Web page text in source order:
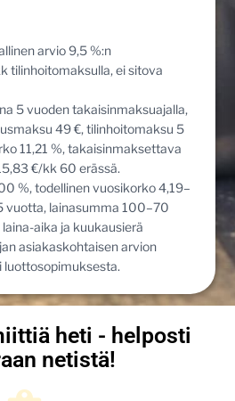
arvio 9,5 %:n
tilinhoitomaksulla, ei sitova
5 vuoden takaisinmaksuajalla,
49 €, tilinhoitomaksu 5
11,21 %, takaisinmaksettava
€/kk 60 erässä.
%, todellinen vuosikorko 4,19–
vuotta, lainasumma 100–70
aika ja kuukausierä
asiakaskohtaisen arvion
luottosopimuksesta.
heti - helposti
netistä!